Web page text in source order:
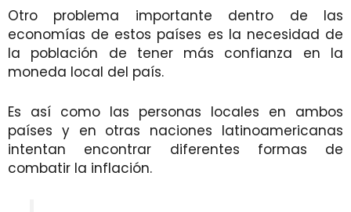
Otro problema importante dentro de las
economías de estos países es la necesidad de
la población de tener más confianza en la
moneda local del país.
Es así como las personas locales en ambos
países y en otras naciones latinoamericanas
intentan encontrar diferentes formas de
combatir la inflación.